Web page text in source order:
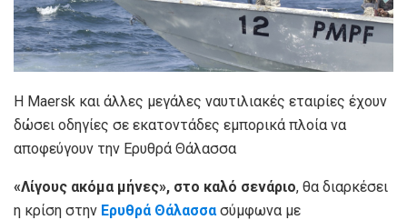
Η Maersk και άλλες μεγάλες ναυτιλιακές εταιρίες έχουν
δώσει οδηγίες σε εκατοντάδες εμπορικά πλοία να
αποφεύγουν την Ερυθρά Θάλασσα
«Λίγους ακόμα μήνες», στο καλό σενάριο, θα διαρκέσει
η κρίση στην Ερυθρά Θάλασσα σύμφωνα με